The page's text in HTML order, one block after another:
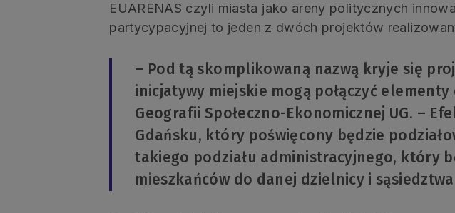
EUARENAS czyli miasta jako areny politycznych
partycypacyjnej to jeden z dwóch projektów
– Pod tą skomplikowaną nazwą kryje się
inicjatywy miejskie mogą połączyć
Geografii Społeczno-Ekonomicznej UG. –
Gdańsku, który poświęcony będzie
takiego podziału administracyjnego, który
mieszkańców do danej dzielnicy i